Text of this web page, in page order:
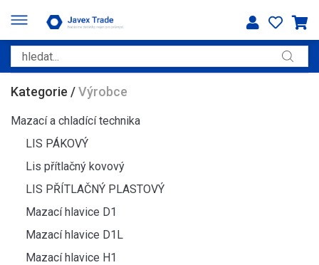
Kategorie /Výrobce
Mazací a chladící technika
LIS PÁKOVÝ
Lis přítlačný kovový
LIS PŘÍTLAČNÝ PLASTOVÝ
Mazací hlavice D1
Mazací hlavice D1L
Mazací hlavice H1